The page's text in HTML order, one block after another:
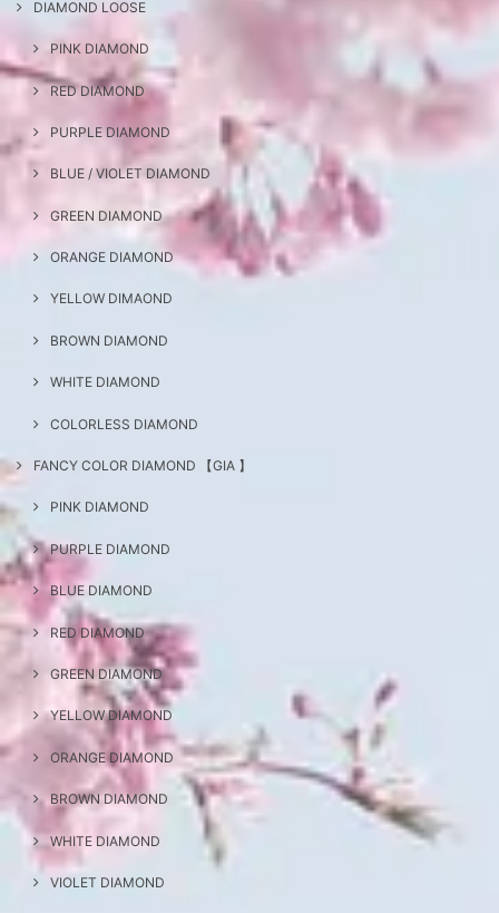
DIAMOND LOOSE
PINK DIAMOND
RED DIAMOND
PURPLE DIAMOND
BLUE / VIOLET DIAMOND
GREEN DIAMOND
ORANGE DIAMOND
YELLOW DIMAOND
BROWN DIAMOND
WHITE DIAMOND
COLORLESS DIAMOND
FANCY COLOR DIAMOND 【GIA 】
PINK DIAMOND
PURPLE DIAMOND
BLUE DIAMOND
RED DIAMOND
GREEN DIAMOND
YELLOW DIAMOND
ORANGE DIAMOND
BROWN DIAMOND
WHITE DIAMOND
VIOLET DIAMOND